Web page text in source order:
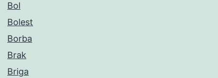
Bol
Bolest
Borba
Brak
Briga